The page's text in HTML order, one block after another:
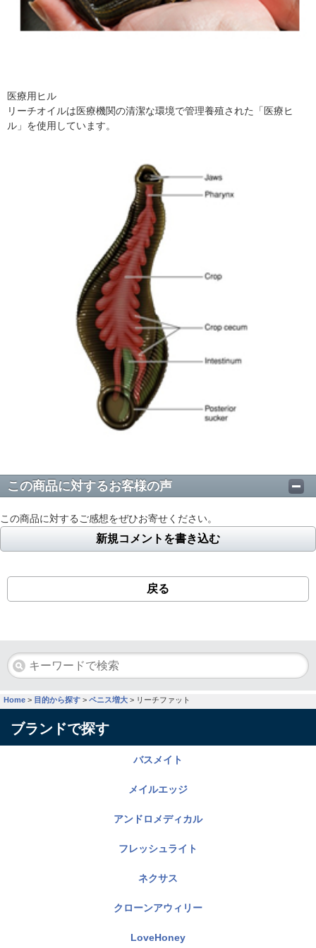
医療用ヒル
リーチオイルは医療機関の清潔な環境で管理養殖された「医療ヒ
ル」を使用しています。
この商品に対するお客様の声
この商品に対するご感想をぜひお寄せください。
新規コメントを書き込む
戻る
Home > 目的から探す > ペニス増大 > リーチファット
ブランドで探す
バスメイト
メイルエッジ
アンドロメディカル
フレッシュライト
ネクサス
クローンアウィリー
LoveHoney